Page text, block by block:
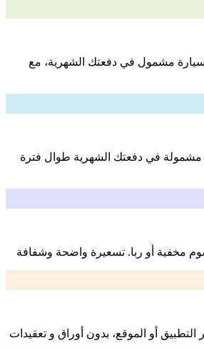
مشمول في دفعتك الشهرية، مع
مشمولة في دفعتك الشهرية طوال فترة
مخفية أو ربا. تسعيرة واضحة وشفافة
أو الموقع، بدون أوراق و تعقيدات